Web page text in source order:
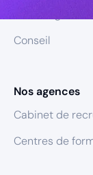
Conseil
Nos agences
Cabinet de
Centres de